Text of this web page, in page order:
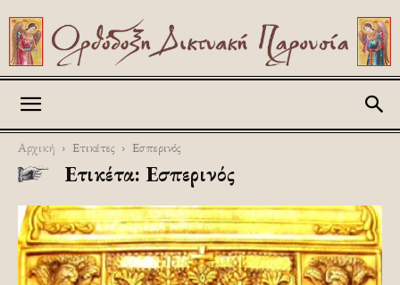
Αρχική Ετικέτες Εσπερινός
Ετικέτα: Εσπερινός